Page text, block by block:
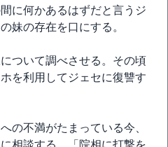
に何かあるはずだと言うジ
妹の存在を口にする。
ついて調べさせる。その頃
を利用してジェセに復讐す
の不満がたまっている今、
相談する。「院相に打撃を